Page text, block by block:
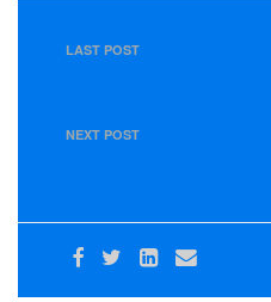
LAST POST
NEXT POST